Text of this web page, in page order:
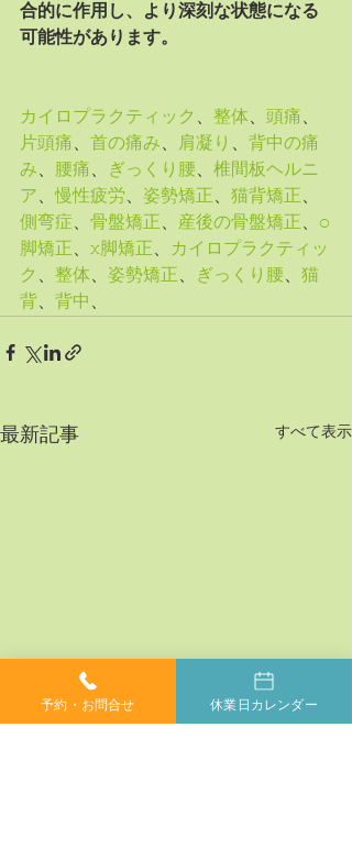
合的に作用し、より深刻な状態になる
可能性があります。
カイロプラクティック 、 整体、 頭痛 、
片頭痛 、 首の痛み、 肩凝り 、 背中の痛
み、 腰痛 、 ぎっくり腰、 椎間板ヘルニ
ア、慢性疲労、 姿勢矯正 、 猫背矯正 、
側弯症、 骨盤矯正 、 産後の骨盤矯正 、 o
脚矯正 、 x脚矯正 、
カイロプラクティッ
ク 、 整体、 姿勢矯正 、 ぎっくり腰、 猫
背、 背中 、
最新記事 すべて表示
予約・お問合せ 休業日カレンダー